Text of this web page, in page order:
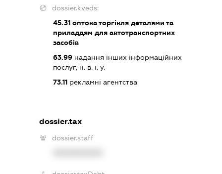
dossier.kveds:
45.31оптова торгівля деталями та
приладдям для автотранспортних
засобів
63.99надання інших інформаційних
послуг, н. в. і. у.
73.11рекламні агентства
dossier.tax
dossier.staff